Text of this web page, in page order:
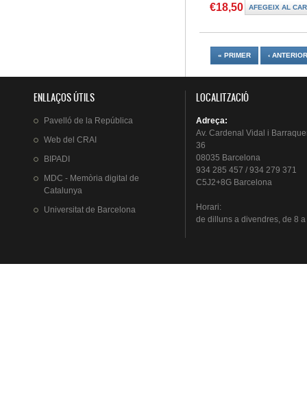
€18,50
« PRIMER ‹ ANTERIOR
ENLLAÇOS ÚTILS
Pavelló de la República
Web del CRAI
BIPADI
MDC - Memòria digital de
Catalunya
Universitat de Barcelona
LOCALITZACIÓ
Adreça:
Av. Cardenal Vidal i
36
08035 Barcelona
934 285 457 / 934 279 371
C5J2+8G Barcelona
Horari:
de dillunsa divendres, de 8